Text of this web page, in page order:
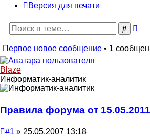
Версия для печати
Поиск
Первое новое сообщение • 1
Blaze
Информатик-аналитик
Правила форума от 15.05.2011
Непрочитанное
#1 » 25.05.2007 13:18